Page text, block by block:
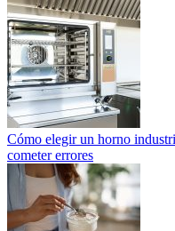
Cómo elegir un horno
cometer errores